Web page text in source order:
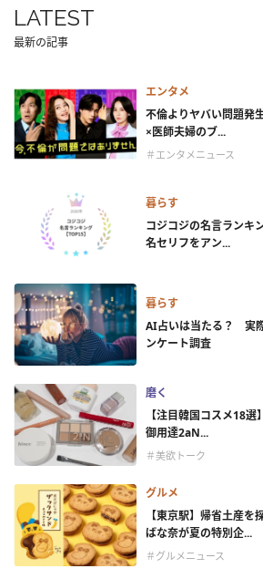
LATEST
最新の記事
エンタメ
不倫よりヤバい問題発
×医師夫婦のブ...
＃エンタメニュース
暮らす
コジコジの名言ラン
名セリフをアン...
暮らす
AI占いは当たる？ 実
ンケート調査
磨く
【注目韓国コスメ18
御用達2aN...
＃美欲トーク
グルメ
【東京駅】帰省土産
ばな奈が夏の特別企...
＃グルメニュース